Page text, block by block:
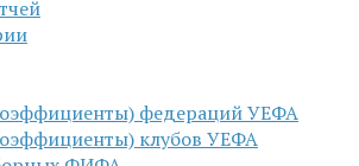
федераций УЕФА
клубов УЕФА